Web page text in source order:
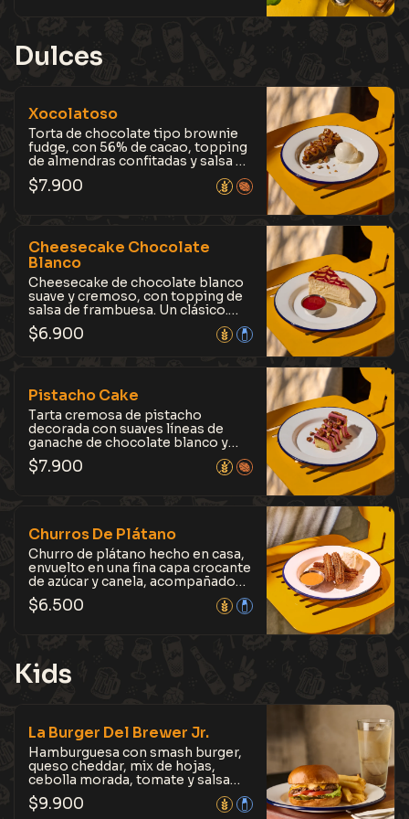
irresistible entre entre salado y
dulce.
Dulces
Xocolatoso
Torta de chocolate tipo brownie
fudge, con 56% de cacao, topping
de almendras confitadas y salsa de
caramelo, acompañada con una
bola de helado. No contiene
$7.900
Cheesecake Chocolate
Blanco
Cheesecake de chocolate blanco
suave y cremoso, con topping de
salsa de frambuesa. Un clásico.
Dulce y ligeramente ácido, con un
equilibrio que lo hace irresistible.
$6.900
Pistacho Cake
Tarta cremosa de pistacho
decorada con suaves líneas de
ganache de chocolate blanco y
frambuesa, con topping de
pistachos caramelizados
textura.
$7.900
Churros De Plátano
Churro de plátano hecho en casa,
envuelto en una fina capa crocante
de azúcar y canela, acompañado
con helado artesanal de vainilla y
salsa de manjar. Dulce, suave por
$6.500
Kids
La Burger Del Brewer Jr.
Hamburguesa con smash burger,
queso cheddar, mix de hojas,
cebolla morada, tomate y salsa
brewer, en pan brioche tostado
con mantequilla. Clásica y con un
$9.900